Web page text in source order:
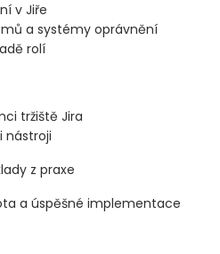
v Jiře
a systémy oprávnění
rolí
tržiště Jira
nástroji
z praxe
a úspěšné implementace